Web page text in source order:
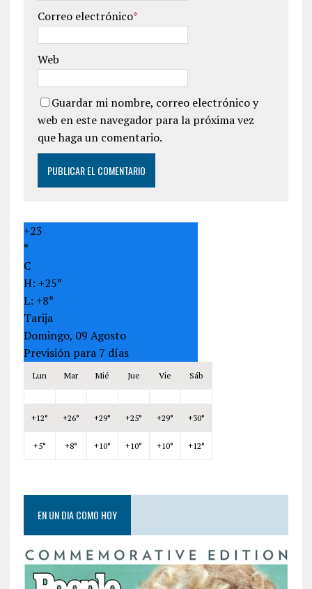
Correo electrónico*
Web
Guardar mi nombre, correo electrónico y
web en este navegador para la próxima vez
que haga un comentario.
+23
°
C
H: +25°
L: +8°
Tarija
Domingo, 09 Agosto
Previsión para 7 días
Lun Mar Mié Jue Vie Sáb
+12° +26° +29° +25° +29° +30°
+5° +8° +10° +10° +10° +12°
EN UN DIA COMO HOY